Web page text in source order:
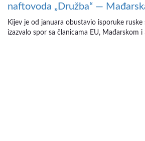
naftovoda „Družba“ —
Kijev je od januara obustavio isporuke
izazvalo spor sa članicama EU, Mađarskom i